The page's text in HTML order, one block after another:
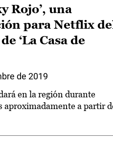
Rojo’, una
para Netflix
‘La Casa de
de 2019
en la región durante
aproximadamente a partir